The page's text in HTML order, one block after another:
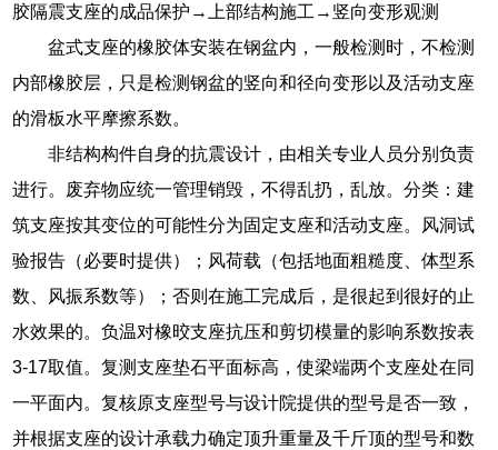
胶隔震支座的成品保护→上部结构施工→竖向变形观测
盆式支座的橡胶体安装在钢盆内，一般检测时，不检测
内部橡胶层，只是检测钢盆的竖向和径向变形以及活动支座
的滑板水平摩擦系数。
非结构构件自身的抗震设计，由相关专业人员分别负责
进行。废弃物应统一管理销毁，不得乱扔，乱放。分类：建
筑支座按其变位的可能性分为固定支座和活动支座。风洞试
验报告（必要时提供）；风荷载（包括地面粗糙度、体型系
数、风振系数等）；否则在施工完成后，是很起到很好的止
水效果的。负温对橡晈支座抗压和剪切模量的影响系数按表
3-17取值。复测支座垫石平面标高，使梁端两个支座处在同
一平面内。复核原支座型号与设计院提供的型号是否一致，
并根据支座的设计承载力确定顶升重量及千斤顶的型号和数